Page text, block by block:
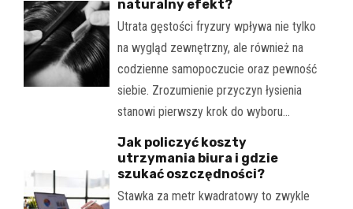
naturalny efekt?
Utrata gęstości fryzury wpływa nie tylko
na wygląd zewnętrzny, ale również na
codzienne samopoczucie oraz pewność
siebie. Zrozumienie przyczyn łysienia
stanowi pierwszy krok do wyboru…
Jak policzyć koszty
utrzymania biura i gdzie
szukać oszczędności?
Stawka za metr kwadratowy to zwykle